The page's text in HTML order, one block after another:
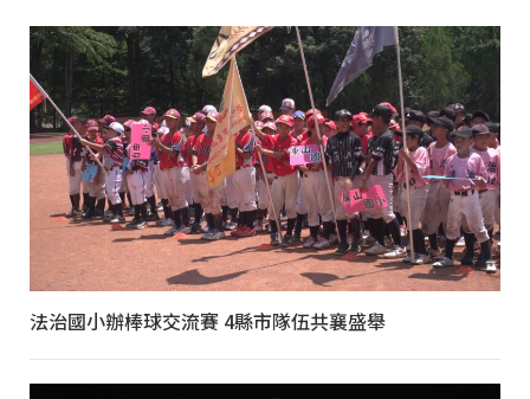
法治國小辦棒球交流賽 4縣市隊伍共襄盛舉